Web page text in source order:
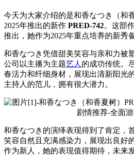
今天为大家介绍的是和香なつき（和香
2025年推出的新作 PRED-742。这部
推出，她作为2025年重点培养的新秀
和香なつき凭借甜美笑容与亲和力被
公司以主播为主题艺人 的成功传统。
春活力和纤细身材，展现出清新阳光
主持人的范儿，拥有很大潜力。
和香なつき的演绎表现得到了肯定，
笑容自然且充满感染力，展现出良好
作为新人，她的表现值得期待，未来